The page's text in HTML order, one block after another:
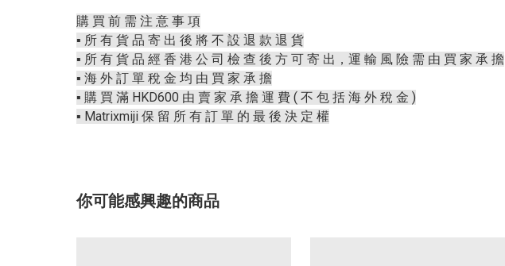
購 買 前 需 注 意 事 項
▪️ 所 有 貨 品 寄 出 後 將 不 設 退 款 退 貨
▪️ 所 有 貨 品 經 香 港 公 司 檢 查 後 方 可 寄 出，運 輸 風 險 需 由 買 家 承 擔
▪️ 海 外 訂 單 稅 金 均 由 買 家 承 擔
▪️ 購 買 滿 HKD600 由 賣 家 承 擔 運 費 ( 不 包 括 海 外 稅 金 )
▪️ Matrixmiji 保 留 所 有 訂 單 的 最 後 決 定 權
你可能感興趣的商品